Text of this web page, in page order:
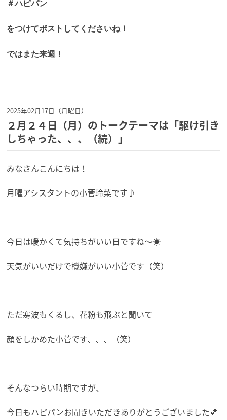
＃ハピパン
をつけてポストしてくださいね！
ではまた来週！
2025年02月17日（月曜日）
２月２４日（月）のトークテーマは「駆け引き
しちゃった、、、（続）」
みなさんこんにちは！
月曜アシスタントの小菅玲菜です♪
今日は暖かくて気持ちがいい日ですね～☀
天気がいいだけで機嫌がいい小菅です（笑）
ただ寒波もくるし、花粉も飛ぶと聞いて
顔をしかめた小菅です、、、（笑）
そんなつらい時期ですが、
今日もハピパンお聞きいただきありがとうございました💕